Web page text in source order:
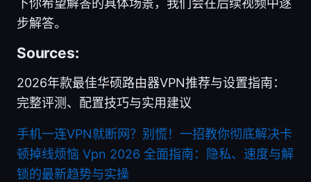
步解答。
Sources:
2026年款最佳华硕路由器VPN推荐与设置指南：
完整评测、配置技巧与实用建议
手机一连VPN就断网？别慌！一招教你彻底解决卡
顿掉线烦恼 Vpn 2026 全面指南：隐私、速度与解
锁的最新趋势与实操